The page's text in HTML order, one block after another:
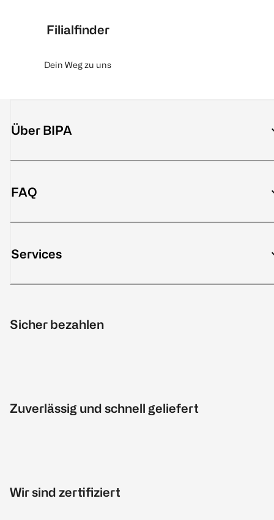
Filialfinder
Dein Weg zu uns
Über BIPA
FAQ
Services
Sicher bezahlen
Zuverlässig und schnell geliefert
Wir sind zertifiziert